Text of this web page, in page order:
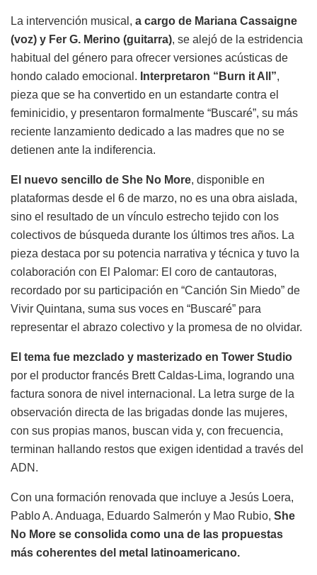
La intervención musical, a cargo de Mariana Cassaigne
(voz) y Fer G. Merino (guitarra), se alejó de la estridencia
habitual del género para ofrecer versiones acústicas de
hondo calado emocional. Interpretaron “Burn it All”,
pieza que se ha convertido en un estandarte contra el
feminicidio, y presentaron formalmente “Buscaré”, su más
reciente lanzamiento dedicado a las madres que no se
detienen ante la indiferencia.
El nuevo sencillo de She No More, disponible en
plataformas desde el 6 de marzo, no es una obra aislada,
sino el resultado de un vínculo estrecho tejido con los
colectivos de búsqueda durante los últimos tres años. La
pieza destaca por su potencia narrativa y técnica y tuvo la
colaboración con El Palomar: El coro de cantautoras,
recordado por su participación en “Canción Sin Miedo” de
Vivir Quintana, suma sus voces en “Buscaré” para
representar el abrazo colectivo y la promesa de no olvidar.
El tema fue mezclado y masterizado en Tower Studio
por el productor francés Brett Caldas-Lima, logrando una
factura sonora de nivel internacional. La letra surge de la
observación directa de las brigadas donde las mujeres,
con sus propias manos, buscan vida y, con frecuencia,
terminan hallando restos que exigen identidad a través del
ADN.
Con una formación renovada que incluye a Jesús Loera,
Pablo A. Anduaga, Eduardo Salmerón y Mao Rubio, She
No More se consolida como una de las propuestas
más coherentes del metal latinoamericano.